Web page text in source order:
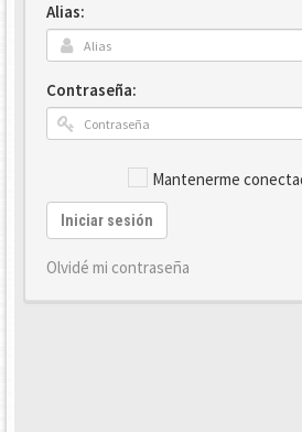
Alias:
Contraseña:
Mantenerme
Iniciar sesión
Olvidé mi contraseña